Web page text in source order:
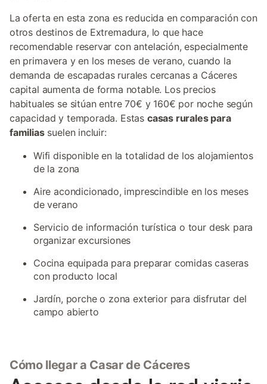
La oferta en esta zona es reducida en comparación con
otros destinos de Extremadura, lo que hace
recomendable reservar con antelación, especialmente
en primavera y en los meses de verano, cuando la
demanda de escapadas rurales cercanas a Cáceres
capital aumenta de forma notable. Los precios
habituales se sitúan entre 70€ y 160€ por noche según
capacidad y temporada. Estas casas rurales para
familiassuelen incluir:
Wifi disponible en la totalidad de los alojamientos
de la zona
Aire acondicionado, imprescindible en los meses
de verano
Servicio de información turística o tour desk para
organizar excursiones
Cocina equipada para preparar comidas caseras
con producto local
Jardín, porche o zona exterior para disfrutar del
campo abierto
Cómo llegar a Casar de Cáceres